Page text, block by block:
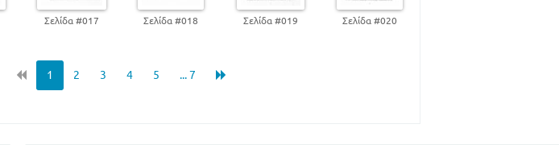
Σελίδα #017 Σελίδα #018 Σελίδα #019 Σελίδα #020
1 2 3 4 5 ... 7